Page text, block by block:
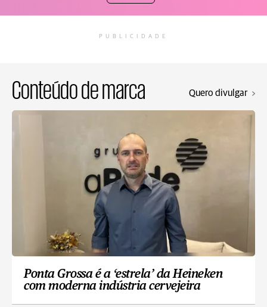
PUBLICIDADE
Conteúdo de marca Quero divulgar
Ponta Grossa é a ‘estrela’ da Heineken
com moderna indústria cervejeira